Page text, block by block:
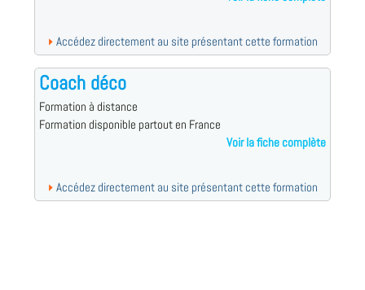
Accédez directement au site présentant cette formation
Coach déco
Formation à distance
Formation disponible partout en France
Voir la fiche complète
Accédez directement au site présentant cette formation